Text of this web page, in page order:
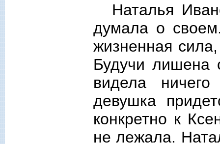
Наталья
думала о
жизненная
Будучи лишена
видела
девушка
конкретно к
не лежала.